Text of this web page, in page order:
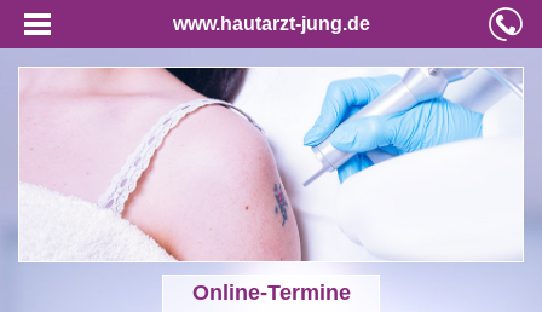
www.hautarzt-jung.de
Online-Termine